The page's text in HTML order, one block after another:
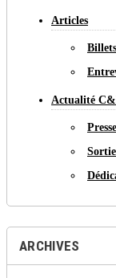
Articles
Actualité
ARCHIVES